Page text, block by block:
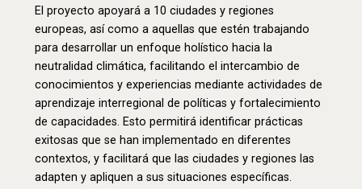
El proyecto apoyará a 10 ciudades y regiones
europeas, así como a aquellas que estén trabajando
para desarrollar un enfoque holístico hacia la
neutralidad climática, facilitando el intercambio de
conocimientos y experiencias mediante actividades de
aprendizaje interregional de políticas y fortalecimiento
de capacidades. Esto permitirá identificar prácticas
exitosas que se han implementado en diferentes
contextos, y facilitará que las ciudades y regiones las
adapten y apliquen a sus situaciones específicas.